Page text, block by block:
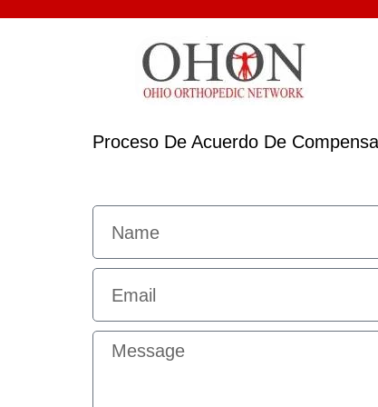
Proceso De Acuerdo De